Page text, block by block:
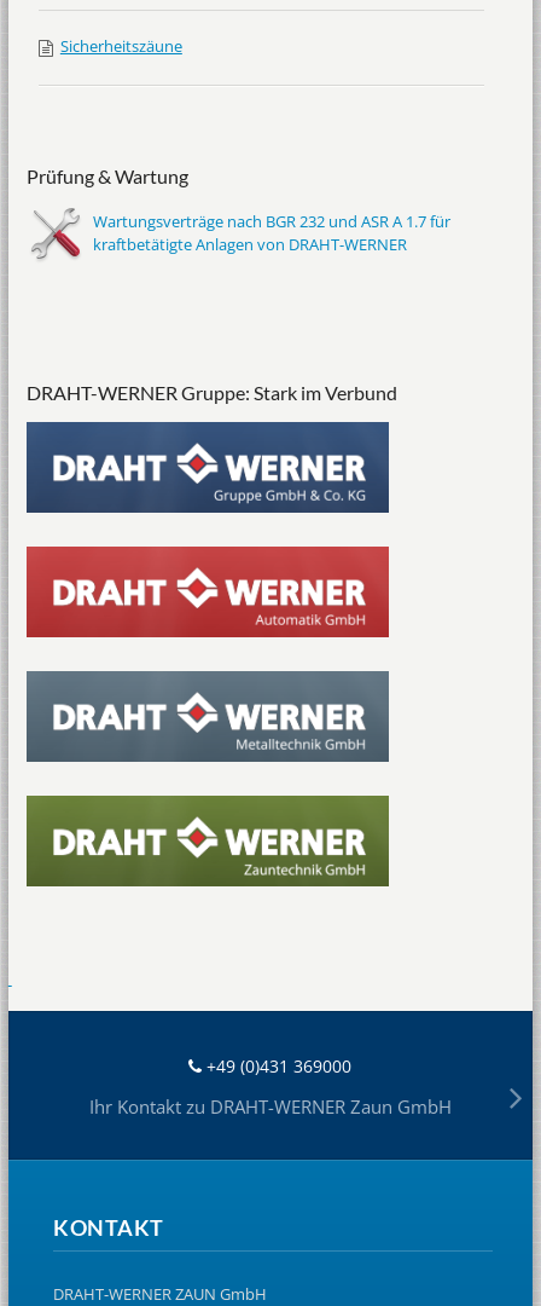
Sicherheitszäune
Prüfung & Wartung
Wartungsverträge nach BGR 232 und ASR A 1.7 für
kraftbetätigte Anlagen von DRAHT-WERNER
DRAHT-WERNER Gruppe: Stark im Verbund
+49 (0)431 369000
Ihr Kontakt zu DRAHT-WERNER Zaun GmbH
KONTAKT
DRAHT-WERNER ZAUN GmbH